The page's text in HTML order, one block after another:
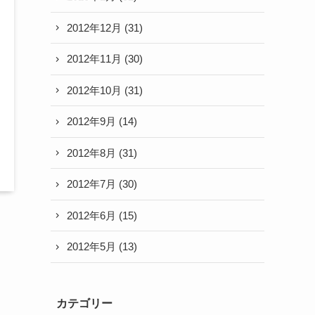
2012年12月 (31)
2012年11月 (30)
2012年10月 (31)
2012年9月 (14)
2012年8月 (31)
2012年7月 (30)
2012年6月 (15)
2012年5月 (13)
カテゴリー